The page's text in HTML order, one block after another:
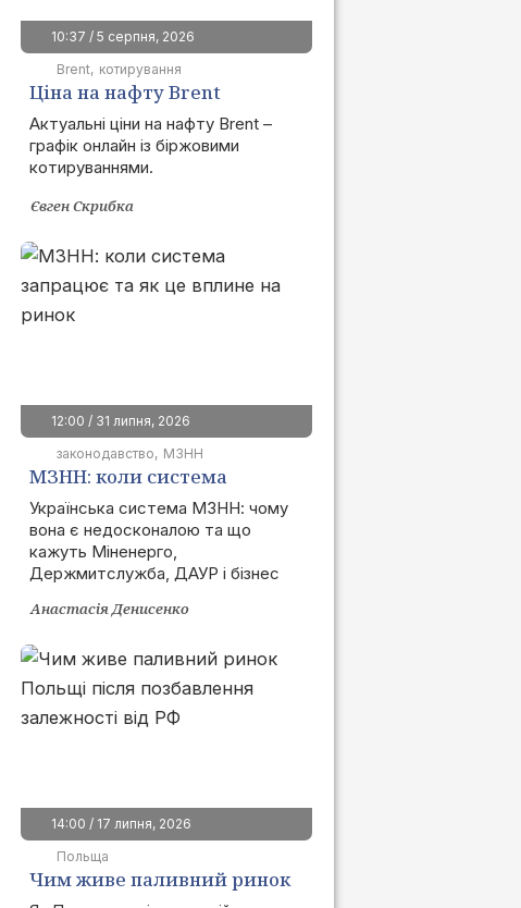
10:37 / 5 серпня, 2026
Brent котирування
Ціна на нафту Brent
сьогодні | графік онлайн
Актуальні ціни на нафту Brent –
графік онлайн із біржовими
котируваннями.
Євген Скрибка
12:00 / 31 липня, 2026
законодавство
МЗНН
МЗНН: коли система
запрацює та як це вплине
на ринок
Українська система МЗНН: чому
вона є недосконалою та що
кажуть Міненерго,
Держмитслужба, ДАУР і бізнес
Анастасія Денисенко
14:00 / 17 липня, 2026
Польща
Чим живе паливний ринок